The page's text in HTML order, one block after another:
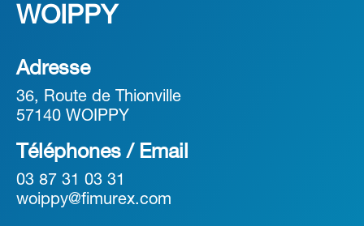
WOIPPY
Adresse
36, Route de Thionville
57140 WOIPPY
Téléphones / Email
03 87 31 03 31
woippy@fimurex.com